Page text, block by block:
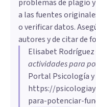
problemas de plagio
a las fuentes
o verificar datos.
autores y de citar de
Elisabet Rodríguez
actividades para
Portal Psicología y
https://
para-potenciar-